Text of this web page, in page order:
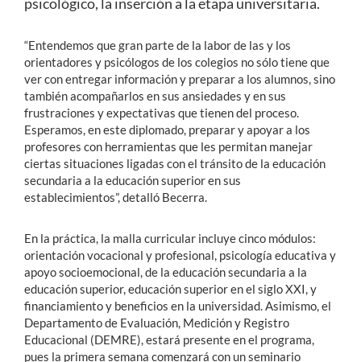
“Entendemos que gran parte de la labor de las y los
orientadores y psicólogos de los colegios no sólo tiene que
ver con entregar información y preparar a los alumnos, sino
también acompañarlos en sus ansiedades y en sus
frustraciones y expectativas que tienen del proceso.
Esperamos, en este diplomado, preparar y apoyar a los
profesores con herramientas que les permitan manejar
ciertas situaciones ligadas con el tránsito de la educación
secundaria a la educación superior en sus
establecimientos”, detalló Becerra.
En la práctica, la malla curricular incluye cinco módulos:
orientación vocacional y profesional, psicología educativa y
apoyo socioemocional, de la educación secundaria a la
educación superior, educación superior en el siglo XXI, y
financiamiento y beneficios en la universidad. Asimismo, el
Departamento de Evaluación, Medición y Registro
Educacional (DEMRE), estará presente en el programa,
pues la primera semana comenzará con un seminario